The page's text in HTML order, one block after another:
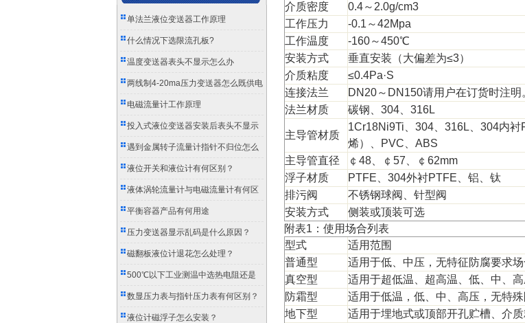
单法兰液位变送器工作原理
什么情况下选限流孔板?
温度变送器表头不显示怎么办
两线制4-20ma压力变送器怎么既供电
又传信号？
电磁流量计工作原理
投入式液位变送器安装后表头不显示
怎么办？
遇到金属转子流量计指针不归位怎么
办？
液位开关和液位计有何区别？
液体涡轮流量计与电磁流量计有何区
别？
平衡容器产品有何用途
压力变送器显示乱码是什么原因？
磁翻板液位计退花怎么处理？
500℃以下工业测温中选热电阻还是
双金属温度计？
数显压力表与指针压力表有何区别？
液位计磁浮子怎么安装？
介质密度
0.4～ 2.0g/cm3
工作压力
-0.1 ～42Mpa
工作温度
-160～450℃
安装方式
垂直安装（大偏差为≤3）
介质粘度
≤0.4Pa·S
连接法兰
DN20～ DN150请用户在订货时注明
法兰材质
碳钢、 304 316L
主导管材质
1Cr18Ni9Ti 304 316L 304内衬
烯） PVC
ABS
主导管直径
￠ 48 、￠ 57 、￠ 62mm
浮子材质
PTFE 304外衬PTFE 、铝、钛
排污阀
不锈钢球阀、针型阀
安装方式
侧装或顶装可选
附表1 ：使用场合列表
型式
适用范围
普通型
适用于低、中压，无特征防腐要求场
真空型
适用于超低温、超高温、低、中、
防霜型
适用于低温，低、中、高压，无特
地下型
适用于埋地式或顶部开孔贮槽、介